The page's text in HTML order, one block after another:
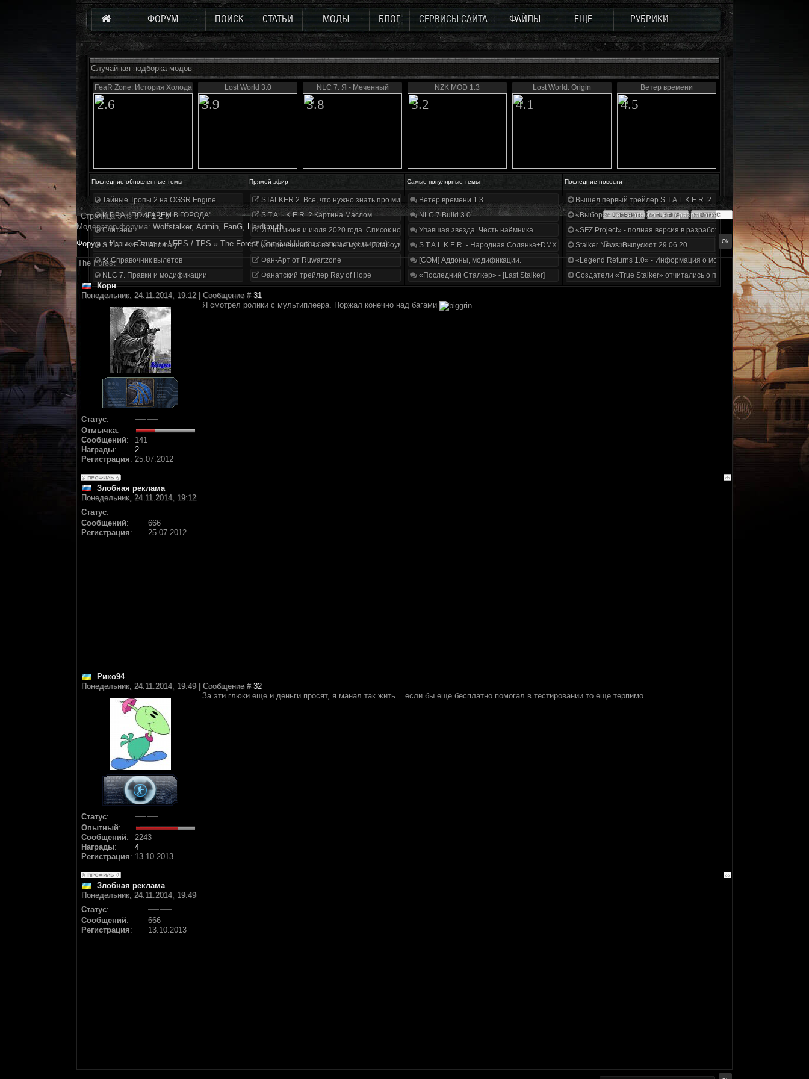
ФОРУМ ПОИСК СТАТЬИ МОДЫ БЛОГ СЕРВИСЫ САЙТА ФАЙЛЫ ЕЩЕ РУБРИКИ
Случайная подборка модов
FeaR Zone: История Холода
2.6
Lost World 3.0
3.9
NLC 7: Я - Меченный
3.8
NZK MOD 1.3
3.2
Lost World: Origin
4.1
Ветер времени
4.5
Последние обновленные темы Прямой эфир Самые популярные темы Последние новости
Тайные Тропы 2 на OGSR Engine
И.Г.Р.А. "ПОИГАРЕМ В ГОРОДА"
Считаем
S.T.A.L.K.E.R. Anomaly
⚒ Справочник вылетов
NLC 7. Правки и модификации
STALKER 2. Все, что нужно знать про мир, геймплей и сюжет | Разбор трейлера
S.T.A.L.K.E.R. 2 Картина Маслом
Итоги июня и июля 2020 года. Список нововведений
«Обречённый на вечные муки». Слабоумие и отвага
Фан-Арт от Ruwartzone
Фанатский трейлер Ray of Hope
Ветер времени 1.3
NLC 7 Build 3.0
Упавшая звезда. Честь наёмника
S.T.A.L.K.E.R. - Народная Солянка+DMX 1.3.5.ООП.МА.К.
[COM] Аддоны, модификации.
«Последний Сталкер» - [Last Stalker]
Вышел первый трейлер S.T.A.L.K.E.R. 2
«Выбор» - четвертый отчет о разработке!
«SFZ Project» - полная версия в разработке!
Stalker News. Выпуск от 29.06.20
«Legend Returns 1.0» - Информация о моде за июнь 2020
Создатели «True Stalker» отчитались о проделанной работе
Страница3из3 « 1 2 3
Модератор форума: Wolfstalker, Аdmin, FanG, Hardtmuth
Форум » Игры » Экшены / FPS / TPS » The Forest (Survival-Horror с открытым миром)
The Forest
Корн
Понедельник, 24.11.2014, 19:12 | Сообщение # 31
Статус:
Отмычка:
Сообщений:
141
Награды:
2
Регистрация: 25.07.2012
Я смотрел ролики с мультиплеера. Поржал конечно над багами
Злобная реклама
Понедельник, 24.11.2014, 19:12
Статус:
Сообщений:
666
Регистрация: 25.07.2012
Рико94
Понедельник, 24.11.2014, 19:49 | Сообщение # 32
Статус:
Опытный:
Сообщений:
2243
Награды:
4
Регистрация: 13.10.2013
За эти глюки еще и деньги просят, я манал так жить... если бы еще бесплатно помогал в тестировании то еще терпимо.
Злобная реклама
Понедельник, 24.11.2014, 19:49
Статус:
Сообщений:
666
Регистрация: 13.10.2013